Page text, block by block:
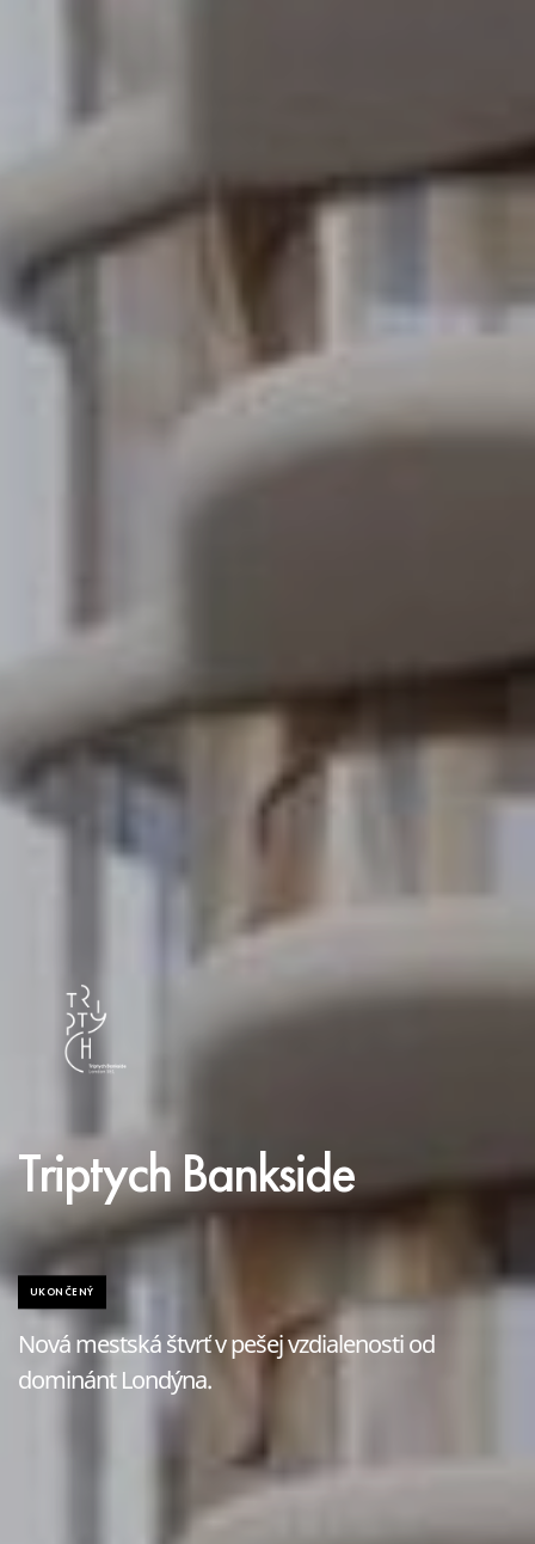
Triptych Bankside
UKONČENÝ
Nová mestská štvrť v pešej vzdialenosti od
dominánt Londýna.